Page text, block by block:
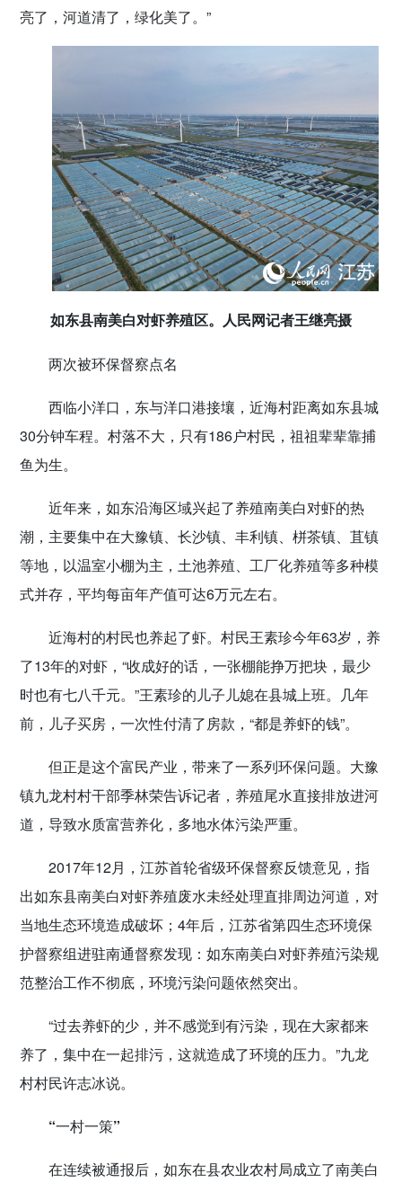
亮了，河道清了，绿化美了。”
如东县南美白对虾养殖区。人民网记者王继亮摄
两次被环保督察点名
西临小洋口，东与洋口港接壤，近海村距离如东县城
30分钟车程。村落不大，只有186户村民，祖祖辈辈靠捕
鱼为生。
近年来，如东沿海区域兴起了养殖南美白对虾的热
潮，主要集中在大豫镇、长沙镇、丰利镇、栟茶镇、苴镇
等地，以温室小棚为主，土池养殖、工厂化养殖等多种模
式并存，平均每亩年产值可达6万元左右。
近海村的村民也养起了虾。村民王素珍今年63岁，养
了13年的对虾，“收成好的话，一张棚能挣万把块，最少
时也有七八千元。”王素珍的儿子儿媳在县城上班。几年
前，儿子买房，一次性付清了房款，“都是养虾的钱”。
但正是这个富民产业，带来了一系列环保问题。大豫
镇九龙村村干部季林荣告诉记者，养殖尾水直接排放进河
道，导致水质富营养化，多地水体污染严重。
2017年12月，江苏首轮省级环保督察反馈意见，指
出如东县南美白对虾养殖废水未经处理直排周边河道，对
当地生态环境造成破坏；4年后，江苏省第四生态环境保
护督察组进驻南通督察发现：如东南美白对虾养殖污染规
范整治工作不彻底，环境污染问题依然突出。
“过去养虾的少，并不感觉到有污染，现在大家都来
养了，集中在一起排污，这就造成了环境的压力。”九龙
村村民许志冰说。
“一村一策”
在连续被通报后，如东在县农业农村局成立了南美白